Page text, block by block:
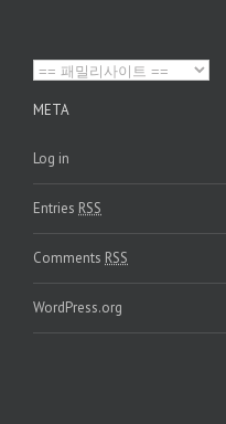
META
Log in
Entries RSS
Comments RSS
WordPress.org